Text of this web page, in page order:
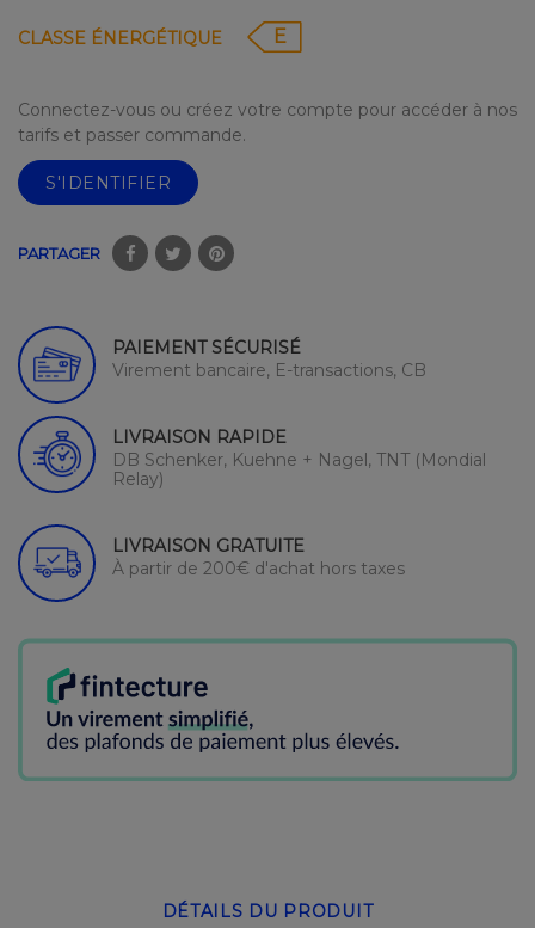
CLASSE ÉNERGÉTIQUE E
Connectez-vous ou créez votre compte pour accéder à nos
tarifs et passer commande.
S'IDENTIFIER
PARTAGER
PAIEMENT SÉCURISÉ
Virement bancaire, E-transactions, CB
LIVRAISON RAPIDE
DB Schenker, Kuehne + Nagel, TNT (Mondial
Relay)
LIVRAISON GRATUITE
À partir de 200€ d'achat hors taxes
DÉTAILS DU PRODUIT